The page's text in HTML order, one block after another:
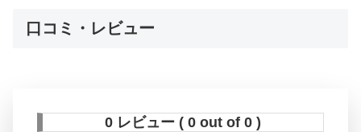
口コミ・レビュー
0 レビュー ( 0 out of 0 )